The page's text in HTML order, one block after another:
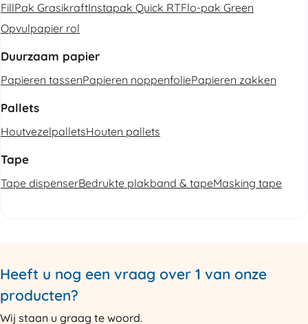
FillPak GrasikraftInstapak Quick RTFlo-pak Green
Opvulpapier rol
Duurzaam papier
Papieren tassenPapieren noppenfoliePapieren zakken
Pallets
HoutvezelpalletsHouten pallets
Tape
Tape dispenserBedrukte plakband & tapeMasking tape
Heeft u nog een vraag over 1 van onze
producten?
Wij staan u graag te woord.